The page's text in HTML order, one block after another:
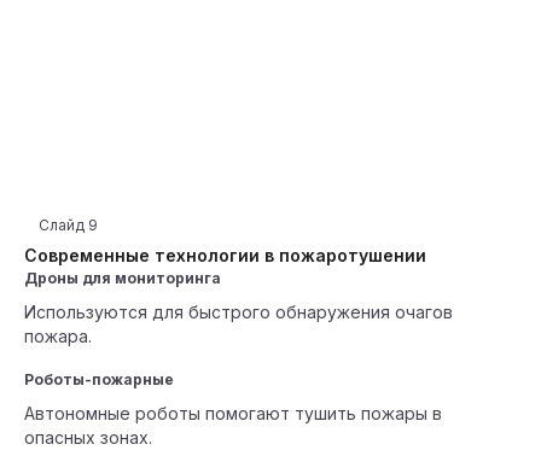
Современные технологии в пожаротушении
Слайд 9
Дроны для мониторинга
Используются для быстрого обнаружения очагов
пожара.
Роботы-пожарные
Автономные роботы помогают тушить пожары в
опасных зонах.